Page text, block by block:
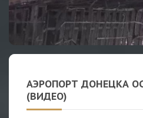
АЭРОПОРТ ДОНЕЦКА
(ВИДЕО)